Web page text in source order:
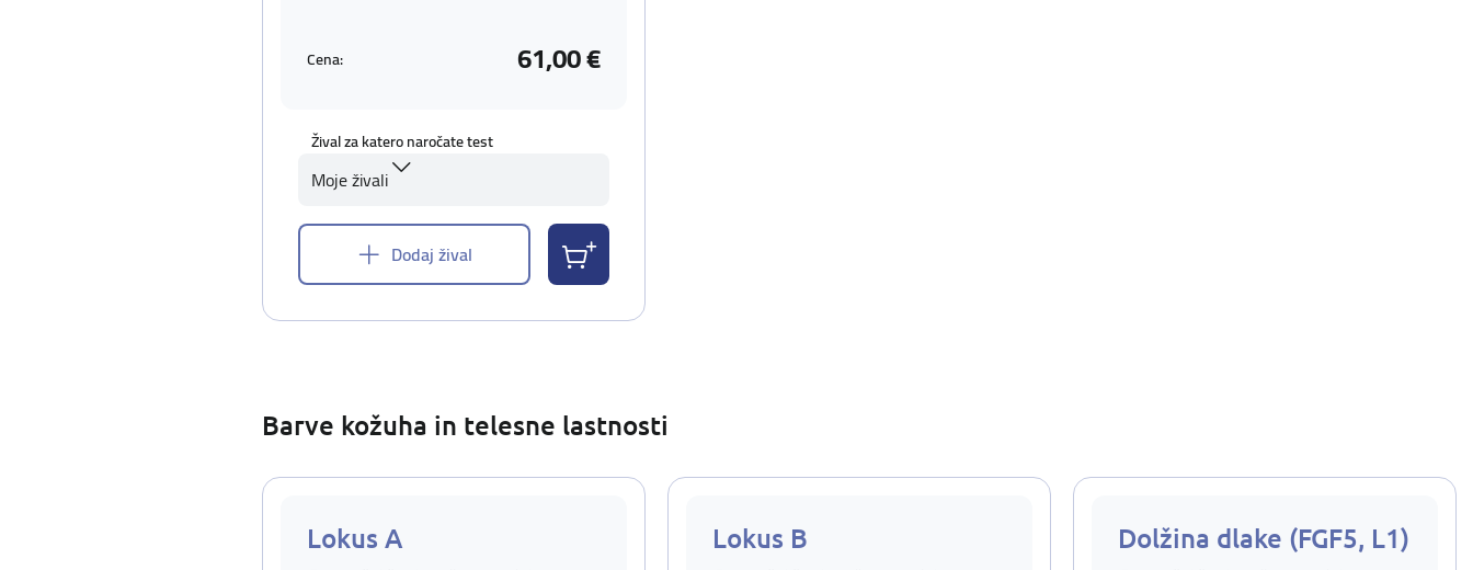
Cena: 61,00 €
Žival za katero naročate test
Moje živali
Dodaj žival
Barve kožuha in telesne lastnosti
Lokus A Lokus B Dolžina dlake (FGF5, L1)